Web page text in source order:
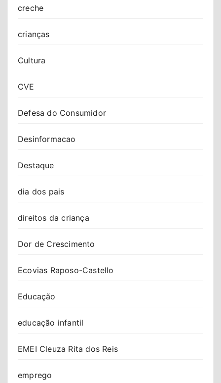
creche
crianças
Cultura
CVE
Defesa do Consumidor
Desinformacao
Destaque
dia dos pais
direitos da criança
Dor de Crescimento
Ecovias Raposo-Castello
Educação
educação infantil
EMEI Cleuza Rita dos Reis
emprego